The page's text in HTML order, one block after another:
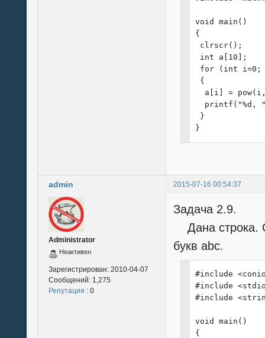
void main()
{
clrscr();
int a[10];
for (int i=0;
{
a[i] =
printf("%d,
}
}
admin 2015-07-16 00:54:37
Administrator
Неактивен
Зарегистрирован: 2010-04-07
Сообщений: 1,275
Репутация : 0
Задача 2.9.
Дана строка.
букв abc.
#include
#include
#include
void main()
{